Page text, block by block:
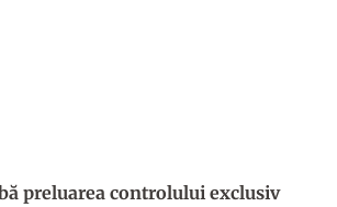
preluarea controlului exclusiv